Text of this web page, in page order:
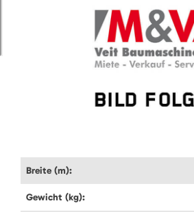
Breite (m):
Gewicht (kg):